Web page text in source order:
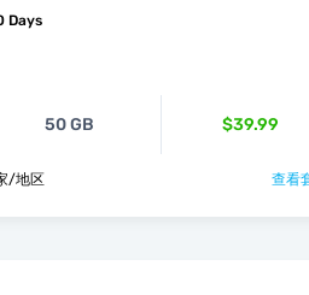
Days
50 GB $39.99
家/地区 查看